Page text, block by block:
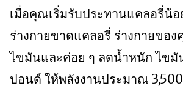
เมื่อคุณเริ่มรับประทานแคลอรี่น้อ
ร่างกายขาดแคลอรี่ ร่างกายขอ
ไขมันและค่อย ๆ ลดน้ำหนัก ไขมั
ปอนด์ ให้พลังงานประมาณ